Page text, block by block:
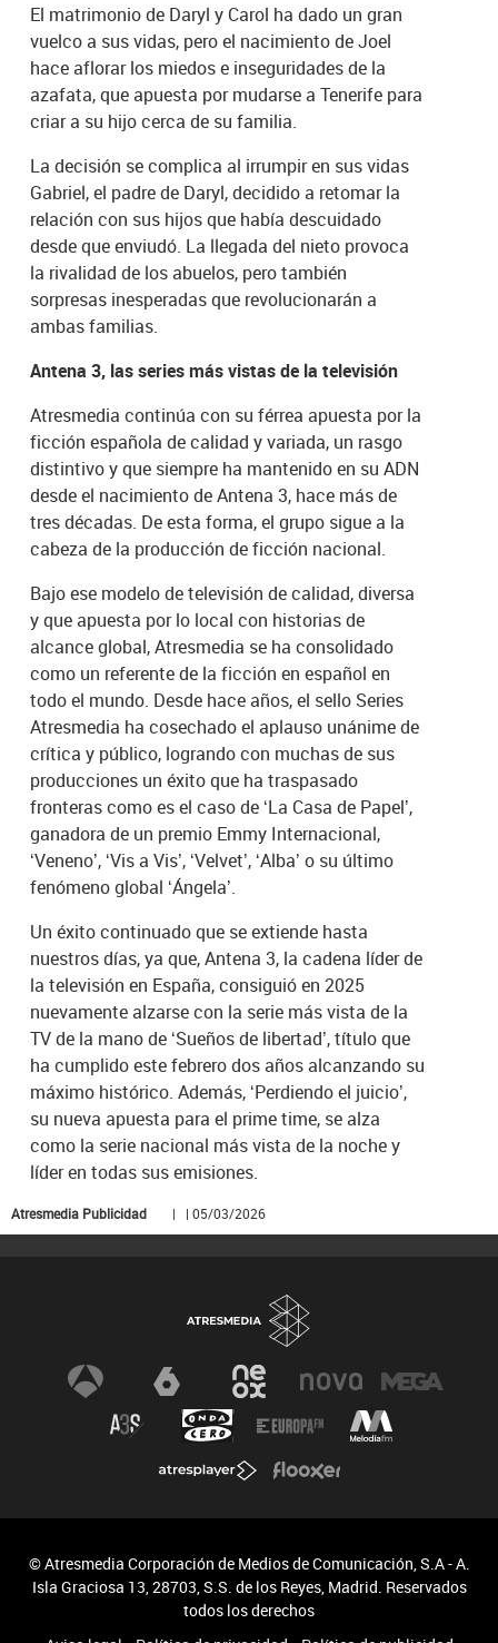
El matrimonio de Daryl y Carol ha dado un gran
vuelco a sus vidas, pero el nacimiento de Joel
hace aflorar los miedos e inseguridades de la
azafata, que apuesta por mudarse a Tenerife para
criar a su hijo cerca de su familia.
La decisión se complica al irrumpir en sus vidas
Gabriel, el padre de Daryl, decidido a retomar la
relación con sus hijos que había descuidado
desde que enviudó. La llegada del nieto provoca
la rivalidad de los abuelos, pero también
sorpresas inesperadas que revolucionarán a
ambas familias.
Antena 3, las series más vistas de la televisión
Atresmedia continúa con su férrea apuesta por la
ficción española de calidad y variada, un rasgo
distintivo y que siempre ha mantenido en su ADN
desde el nacimiento de Antena 3, hace más de
tres décadas. De esta forma, el grupo sigue a la
cabeza de la producción de ficción nacional.
Bajo ese modelo de televisión de calidad, diversa
y que apuesta por lo local con historias de
alcance global, Atresmedia se ha consolidado
como un referente de la ficción en español en
todo el mundo. Desde hace años, el sello Series
Atresmedia ha cosechado el aplauso unánime de
crítica y público, logrando con muchas de sus
producciones un éxito que ha traspasado
fronteras como es el caso de ‘La Casa de Papel’,
ganadora de un premio Emmy Internacional,
‘Veneno’, ‘Vis a Vis’, ‘Velvet’, ‘Alba’ o su último
fenómeno global ‘Ángela’.
Un éxito continuado que se extiende hasta
nuestros días, ya que, Antena 3, la cadena líder de
la televisión en España, consiguió en 2025
nuevamente alzarse con la serie más vista de la
TV de la mano de ‘Sueños de libertad’, título que
ha cumplido este febrero dos años alcanzando su
máximo histórico. Además, ‘Perdiendo el juicio’,
su nueva apuesta para el prime time, se alza
como la serie nacional más vista de la noche y
líder en todas sus emisiones.
Atresmedia Publicidad | | 05/03/2026
© Atresmedia Corporación de Medios de Comunicación, S.A - A.
Isla Graciosa 13, 28703, S.S. de los Reyes, Madrid. Reservados
todos los derechos